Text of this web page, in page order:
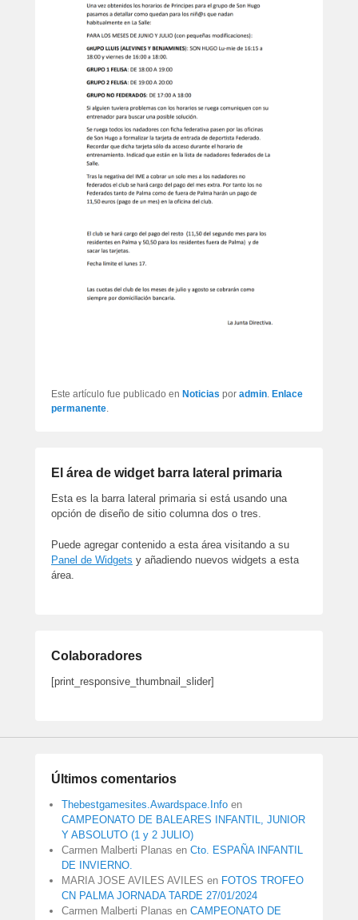
Este artículo fue publicado en Noticias por admin. Enlace
permanente.
El área de widget barra lateral primaria
Esta es la barra lateral primaria si está usando una
opción de diseño de sitio columna dos o tres.
Puede agregar contenido a esta área visitando a su
Panel de Widgets y añadiendo nuevos widgets a esta
área.
Colaboradores
[print_responsive_thumbnail_slider]
Últimos comentarios
Thebestgamesites.Awardspace.Info en
CAMPEONATO DE BALEARES INFANTIL, JUNIOR
Y ABSOLUTO (1 y 2 JULIO)
Carmen Malberti Planas en Cto. ESPAÑA INFANTIL
DE INVIERNO.
MARIA JOSE AVILES AVILES en FOTOS TROFEO
CN PALMA JORNADA TARDE 27/01/2024
Carmen Malberti Planas en CAMPEONATO DE